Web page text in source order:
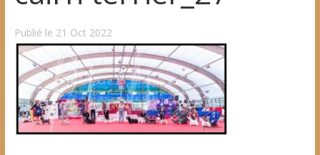
Publié le 21 Oct 2022